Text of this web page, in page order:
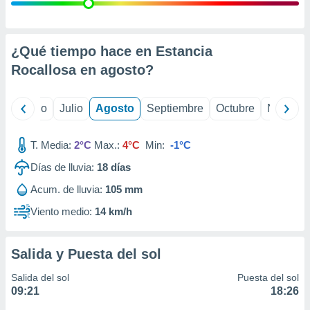
e
mediante
publicidad
de
1199
¿Qué tiempo hace en Estancia
Rocallosa en agosto?
Junio Julio Agosto Septiembre Octubre
T. Media: 2°C Max.: 4°C Min: -1°C
Días de lluvia: 18 días
Acum. de lluvia: 105 mm
Viento medio: 14 km/h
Salida y Puesta del sol
Salida del sol
09:21
Puesta del sol
18:26